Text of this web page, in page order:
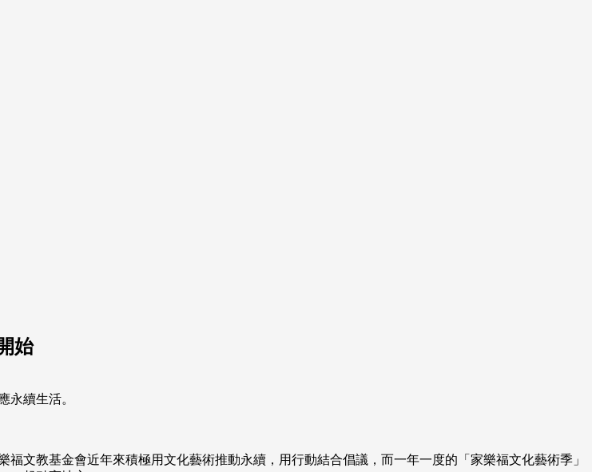
始
永續生活。
文教基金會近年來積極用文化藝術推動永續，用行動結合倡議，而一年一度的「家樂福文化藝術季」